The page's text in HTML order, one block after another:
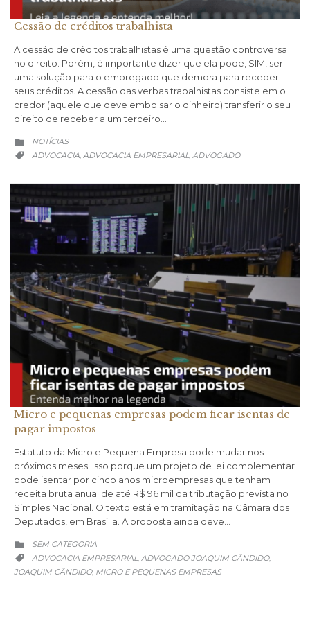
Cessão de créditos trabalhista
A cessão de créditos trabalhistas é uma questão controversa
no direito. Porém, é importante dizer que ela pode, SIM, ser
uma solução para o empregado que demora para receber
seus créditos. A cessão das verbas trabalhistas consiste em o
credor (aquele que deve embolsar o dinheiro) transferir o seu
direito de receber a um terceiro…
 CATEGORY
NOTÍCIAS
 CATEGORY
ADVOCACIA, ADVOCACIA EMPRESARIAL, ADVOGADO
Micro e pequenas empresas podem ficar isentas de
pagar impostos
Estatuto da Micro e Pequena Empresa pode mudar nos
próximos meses. Isso porque um projeto de lei complementar
pode isentar por cinco anos microempresas que tenham
receita bruta anual de até R$ 96 mil da tributação prevista no
Simples Nacional. O texto está em tramitação na Câmara dos
Deputados, em Brasília. A proposta ainda deve…
 CATEGORY
SEM CATEGORIA
 CATEGORY
ADVOCACIA EMPRESARIAL, ADVOGADO JOAQUIM CÂNDIDO,
JOAQUIM CÂNDIDO, MICRO E PEQUENAS EMPRESAS